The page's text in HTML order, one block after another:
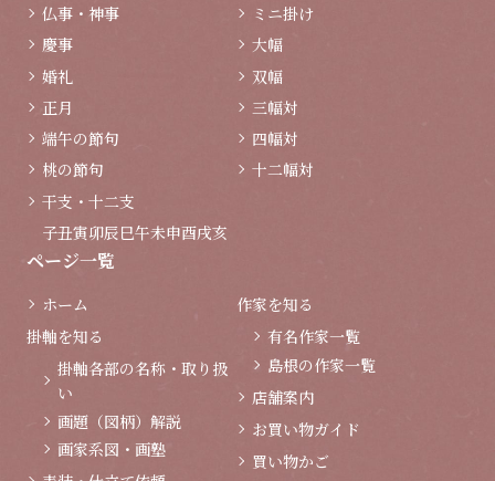
仏事・神事
慶事
婚礼
正月
端午の節句
桃の節句
干支・十二支
子丑寅卯辰巳午未申酉戌亥
ミニ掛け
大幅
双幅
三幅対
四幅対
十二幅対
ページ一覧
ホーム
掛軸を知る
掛軸各部の名称・取り扱
い
画題（図柄）解説
画家系図・画塾
作家を知る
有名作家一覧
島根の作家一覧
店舗案内
お買い物ガイド
買い物かご